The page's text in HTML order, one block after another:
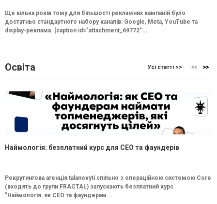
Ще кілька років тому для більшості рекламних кампаній було
достатньо стандартного набору каналів: Google, Meta, YouTube та
display-реклама. [caption id="attachment_69772"...
Освіта Усі статті >>
Наймологія: безплатний курс для CEO та фаундерів
Рекрутингова агенція talanovyti спільно з операційною системою Core
(входять до групи FRACTAL) запускають безплатний курс
"Наймологія: як СEO та фаундерам...